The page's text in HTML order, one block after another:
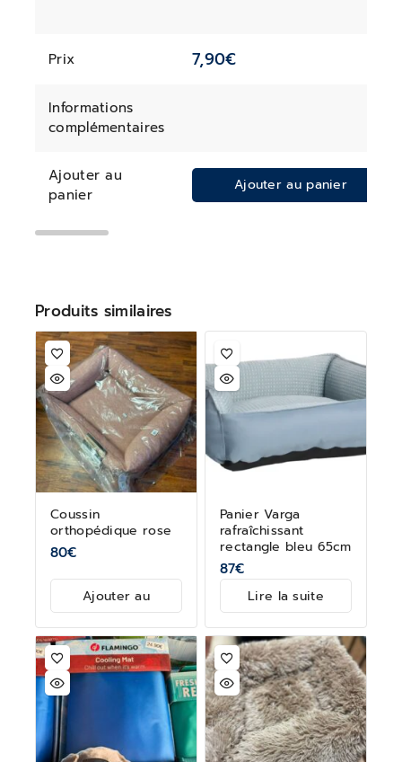
Prix 7,90€
Informations
complémentaires
Ajouter au
panier
Ajouter au panier
Produits similaires
Coussin
orthopédique rose
80€
Ajouter au
Panier Varga
rafraîchissant
rectangle bleu 65cm
87€
Lire la suite